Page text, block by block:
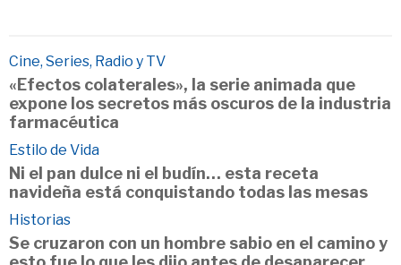
Cine, Series, Radio y TV
«Efectos colaterales», la serie animada que
expone los secretos más oscuros de la industria
farmacéutica
Estilo de Vida
Ni el pan dulce ni el budín… esta receta
navideña está conquistando todas las mesas
Historias
Se cruzaron con un hombre sabio en el camino y